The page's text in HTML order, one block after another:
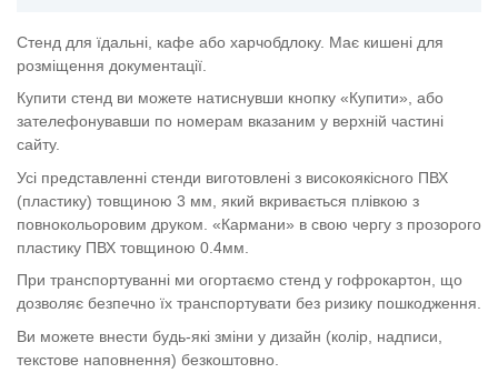
Стенд для їдальні, кафе або харчобдлоку. Має кишені для
розміщення документації.
Купити стенд ви можете натиснувши кнопку «Купити», або
зателефонувавши по номерам вказаним у верхній частині
сайту.
Усі представленні стенди виготовлені з високоякісного ПВХ
(пластику) товщиною 3 мм, який вкривається плівкою з
повнокольоровим друком. «Кармани» в свою чергу з прозорого
пластику ПВХ товщиною 0.4мм.
При транспортуванні ми огортаємо стенд у гофрокартон, що
дозволяє безпечно їх транспортувати без ризику пошкодження.
Ви можете внести будь-які зміни у дизайн (колір, надписи,
текстове наповнення) безкоштовно.